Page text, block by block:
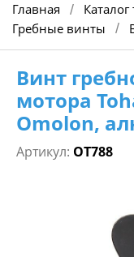
Главная /
Гребные винты
/
Винт
мотора
Omolon,
Артикул: OT788